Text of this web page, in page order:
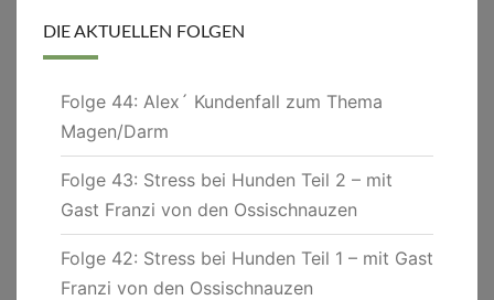
DIE AKTUELLEN FOLGEN
Folge 44: Alex´ Kundenfall zum Thema
Magen/Darm
Folge 43: Stress bei Hunden Teil 2 – mit
Gast Franzi von den Ossischnauzen
Folge 42: Stress bei Hunden Teil 1 – mit Gast
Franzi von den Ossischnauzen